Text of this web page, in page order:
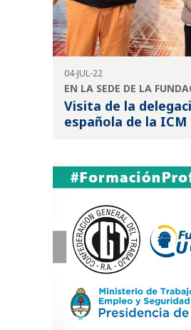
04-JUL-22
EN LA SEDE DE LA
Visita de la
española de la ICM